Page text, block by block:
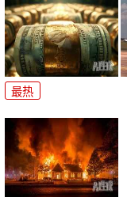
最热